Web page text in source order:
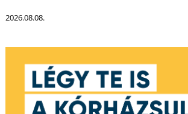
2026.08.08.